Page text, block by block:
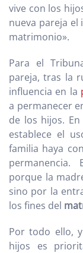
vive con los
nueva pareja el
matrimonio».
Para el
pareja, tras la
influencia en la
a permanecer
de los hijos.
establece el
familia haya
permanencia.
porque la
sino por la
los fines del
Por todo ello,
hijos es